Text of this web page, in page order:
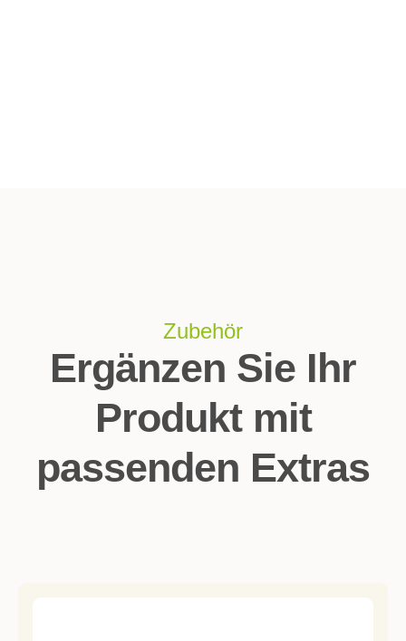
Zubehör
Ergänzen Sie Ihr
Produkt mit
passenden Extras